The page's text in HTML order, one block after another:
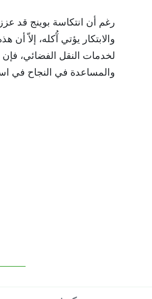
رغم أن انتكاسة بوينج قد
والابتكار يؤتي آُكله، إلاّ
لخدمات النقل الفضائي،
والمساعدة في النجاح في